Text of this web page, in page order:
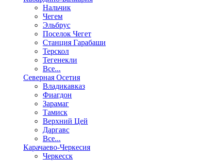
Нальчик
Чегем
Эльбрус
Поселок Чегет
Станция Гарабаши
Терскол
Тегенекли
Все...
Северная Осетия
Владикавказ
Фиагдон
Зарамаг
Тамиск
Верхний Цей
Даргавс
Все...
Карачаево-Черкесия
Черкесск